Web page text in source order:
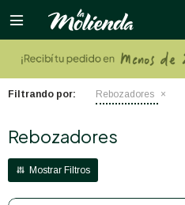

Filtrando por: Rebozadores
Rebozadores